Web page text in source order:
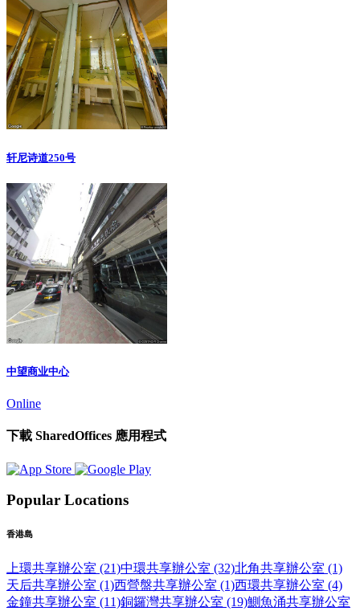
轩尼诗道250号
中望商业中心
Online
下載 SharedOffices 應用程式
Popular Locations
香港島
上環共享辦公室 (21)中環共享辦公室 (32)北角共享辦公室 (1)
天后共享辦公室 (1)西營盤共享辦公室 (1)西環共享辦公室 (4)
金鐘共享辦公室 (11)銅鑼灣共享辦公室 (19)鰂魚涌共享辦公室